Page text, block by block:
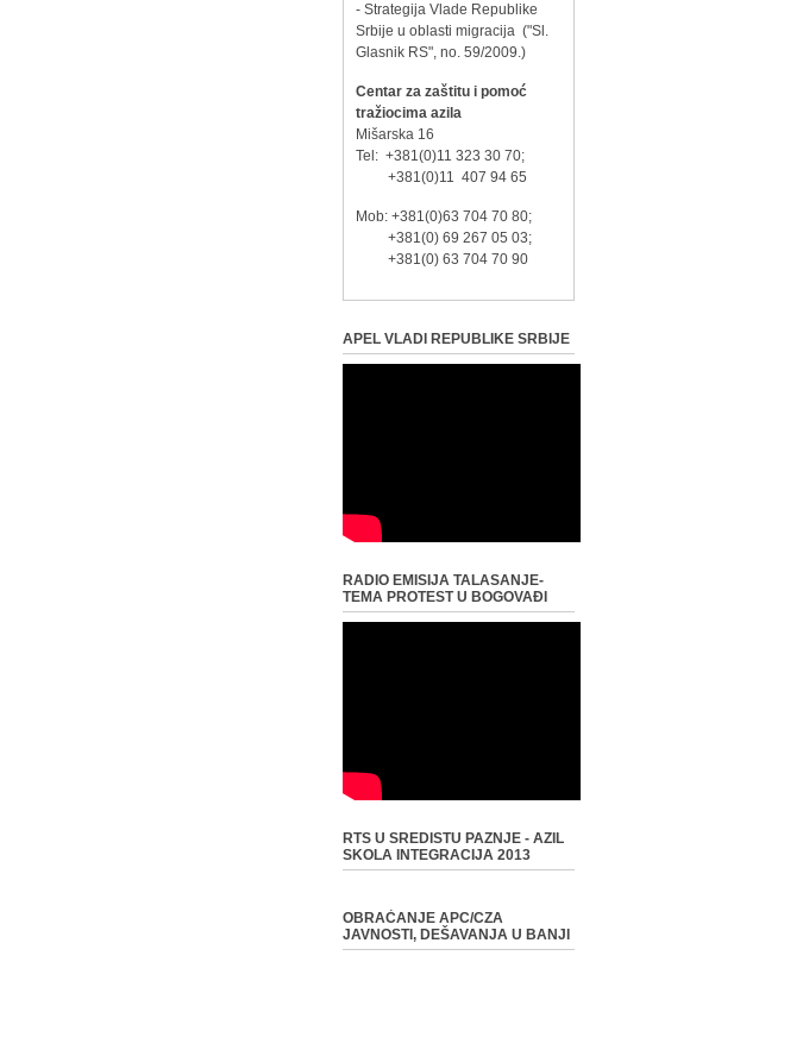
- Strategija Vlade Republike
Srbije u oblasti migracija ("Sl.
Glasnik RS", no. 59/2009.)
Centar za zaštitu i pomoć
tražiocima azila
Mišarska 16
Tel: +381(0)11 323 30 70;
+381(0)11 407 94 65
Mob: +381(0)63 704 70 80;
+381(0) 69 267 05 03;
+381(0) 63 704 70 90
APEL VLADI REPUBLIKE SRBIJE
RADIO EMISIJA TALASANJE-
TEMA PROTEST U BOGOVAĐI
RTS U SREDISTU PAZNJE - AZIL
SKOLA INTEGRACIJA 2013
OBRAĆANJE APC/CZA
JAVNOSTI, DEŠAVANJA U BANJI